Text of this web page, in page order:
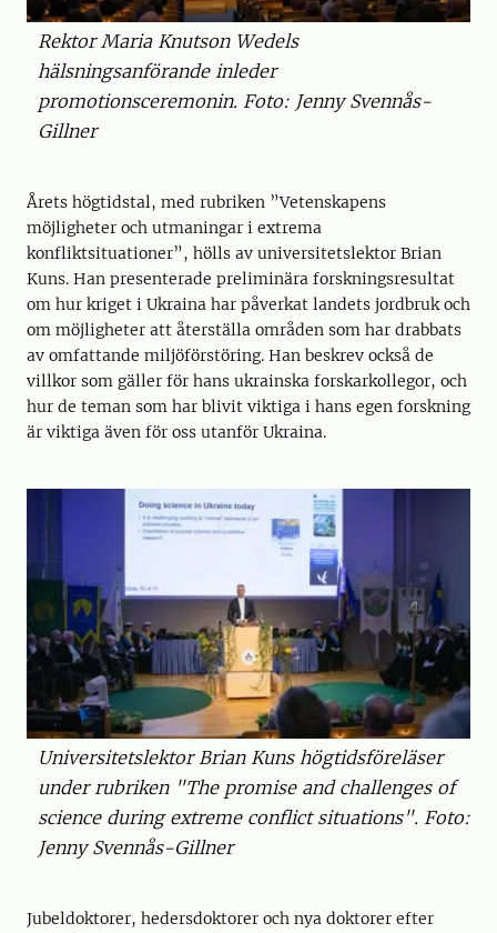
Rektor Maria Knutson Wedels
hälsningsanförande inleder
promotionsceremonin. Foto: Jenny Svennås-
Gillner
Årets högtidstal, med rubriken ”Vetenskapens
möjligheter och utmaningar i extrema
konfliktsituationer”, hölls av universitetslektor Brian
Kuns. Han presenterade preliminära forskningsresultat
om hur kriget i Ukraina har påverkat landets jordbruk och
om möjligheter att återställa områden som har drabbats
av omfattande miljöförstöring. Han beskrev också de
villkor som gäller för hans ukrainska forskarkollegor, och
hur de teman som har blivit viktiga i hans egen forskning
är viktiga även för oss utanför Ukraina.
Universitetslektor Brian Kuns högtidsföreläser
under rubriken "The promise and challenges of
science during extreme conflict situations". Foto:
Jenny Svennås-Gillner
Jubeldoktorer, hedersdoktorer och nya doktorer efter